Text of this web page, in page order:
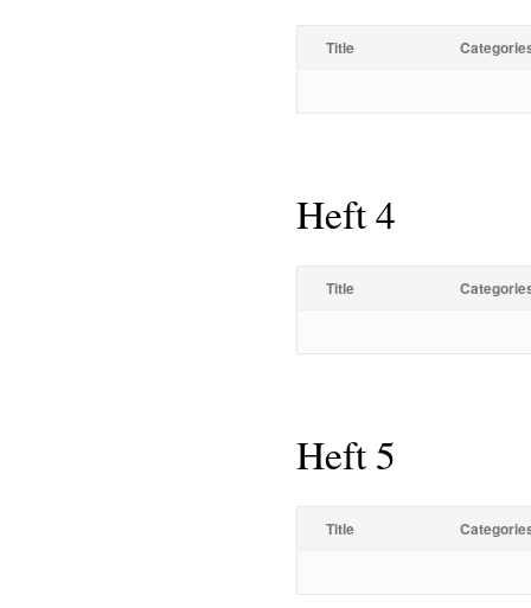
Title
Heft 4
Title
Heft 5
Title